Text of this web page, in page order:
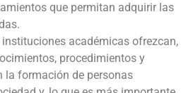
que permitan adquirir las
académicas ofrezcan,
procedimientos y
la formación de personas